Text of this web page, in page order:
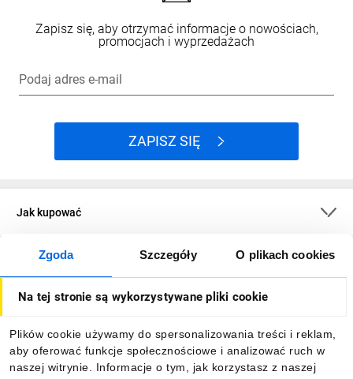
Zgoda Szczegóły O plikach cookies
Na tej stronie są wykorzystywane pliki cookie
Plików cookie używamy do spersonalizowania treści i reklam,
aby oferować funkcje społecznościowe i analizować ruch w
naszej witrynie. Informacje o tym, jak korzystasz z naszej
Zapisz się, aby otrzymać informacje o nowościach,
promocjach i wyprzedażach
Podaj adres e-mail
ZAPISZ SIĘ
Jak kupować
O firmie
Informacje